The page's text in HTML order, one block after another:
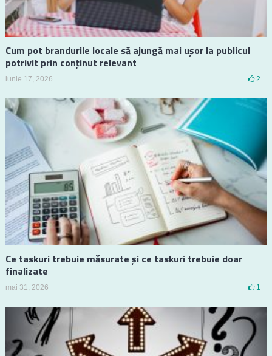
Cum pot brandurile locale să ajungă mai ușor la publicul
potrivit prin conținut relevant
iunie 17, 2026 2
Ce taskuri trebuie măsurate și ce taskuri trebuie doar
finalizate
mai 31, 2026 1